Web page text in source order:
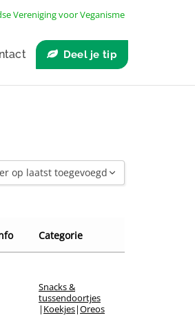
Vereniging voor Veganisme
Deel je tip
op laatst toegevoegd
Sorteer op naam Z - A
Sorteer op merk
Categorie
Snacks &
tussendoortjes
| Koekjes|Oreos